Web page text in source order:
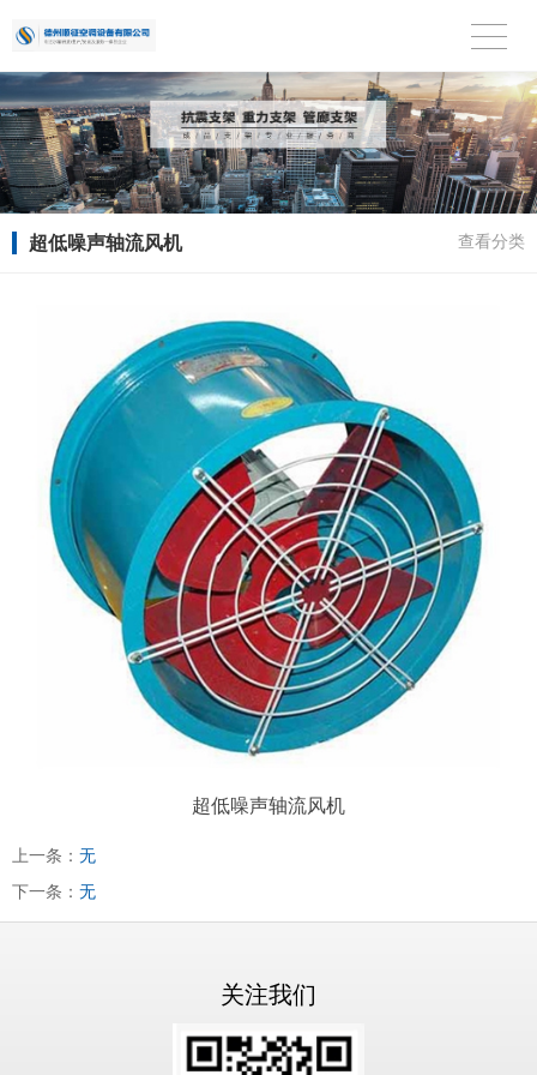
超低噪声轴流风机 查看分类
超低噪声轴流风机
上一条： 无
下一条： 无
关注我们